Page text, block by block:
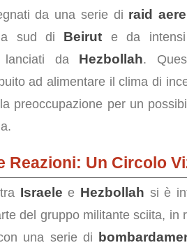
da una serie di raid
sud di Beirut e da intensi
lanciati da Hezbollah.
ad alimentare il clima di
preoccupazione per un
Reazioni: Un Circolo
Israele e Hezbollah si è
del gruppo militante sciita,
una serie di